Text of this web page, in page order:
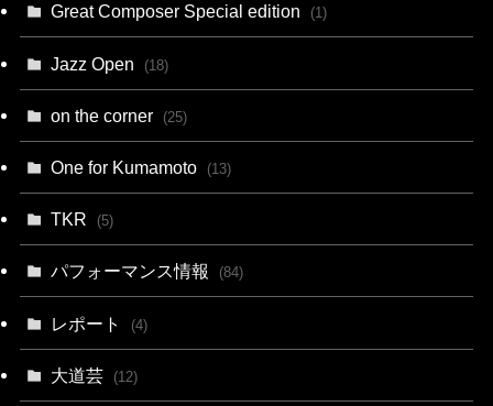
Great Composer Special edition (1)
Jazz Open (18)
on the corner (25)
One for Kumamoto (13)
TKR (5)
パフォーマンス情報 (84)
レポート (4)
大道芸 (12)